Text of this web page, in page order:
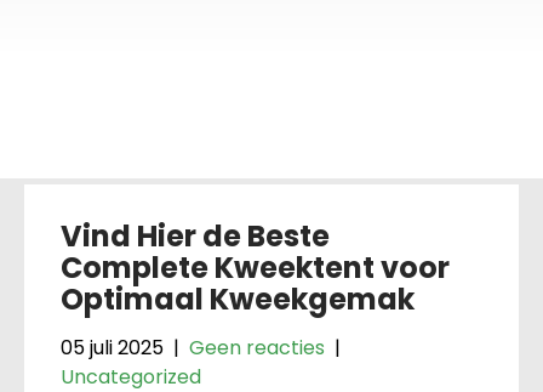
Vind Hier de Beste
Complete Kweektent voor
Optimaal Kweekgemak
05 juli 2025 | Geen reacties |
Uncategorized